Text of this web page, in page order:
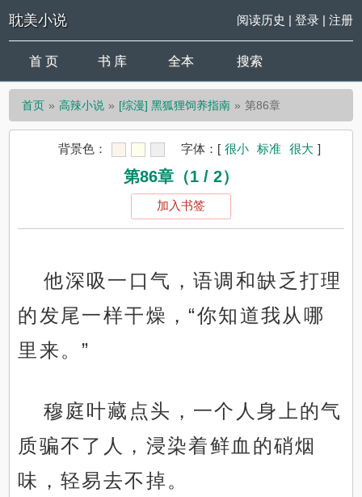
耽美小说 阅读历史 | 登录| 注册
首 页 书 库 全本 搜索
首页 高辣小说 [综漫] 黑狐狸饲养指南 第86章
背景色： 字体： [ 很小 标准 很大 ]
第86章（1 / 2）
加入书签
他深吸一口气，语调和缺乏打理
的发尾一样干燥，“你知道我从哪
里来。”
穆庭叶藏点头，一个人身上的气
质骗不了人，浸染着鲜血的硝烟
味，轻易去不掉。